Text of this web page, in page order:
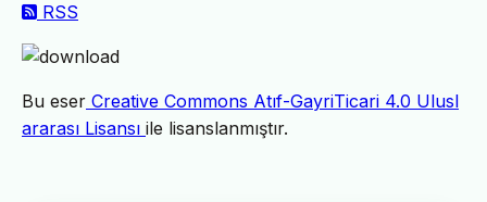
RSS
Bu eser Creative Commons Atıf-GayriTicari 4.0 Ulusl
ararası Lisansı ile lisanslanmıştır.